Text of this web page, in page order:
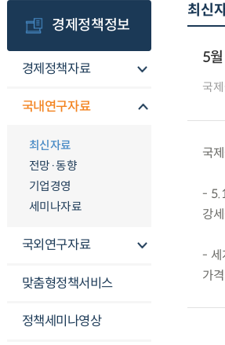
경제정책정보
경제정책자료
국내연구자료
최신자료
전망·동향
기업경영
세미나자료
국외연구자료
맞춤형정책서비스
정책세미나영상
최신
5
국
국
-
강
- 세
가